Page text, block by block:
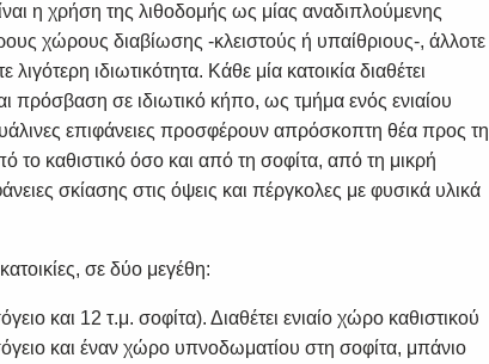
η χρήση της λιθοδομής ως μίας αναδιπλούμενης
χώρους διαβίωσης -κλειστούς ή υπαίθριους-, άλλοτε
ιδιωτικότητα. Κάθε μία κατοικία διαθέτει
πρόσβαση σε ιδιωτικό κήπο, ως τμήμα ενός ενιαίου
επιφάνειες προσφέρουν απρόσκοπτη θέα προς τη
το καθιστικό όσο και από τη σοφίτα, από τη μικρή
σκίασης στις όψεις και πέργκολες με φυσικά υλικά
σε δύο μεγέθη:
και 12 τ.μ. σοφίτα). Διαθέτει ενιαίο χώρο καθιστικού
και έναν χώρο υπνοδωματίου στη σοφίτα, μπάνιο